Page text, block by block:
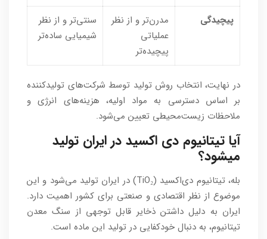
پیچیدگی
مدرن‌تر و از نظر
عملیاتی
پیچیده‌تر
سنتی‌تر و از نظر
شیمیایی ساده‌تر
در نهایت، انتخاب روش تولید توسط شرکت‌های تولیدکننده
بر اساس دسترسی به مواد اولیه، هزینه‌های انرژی و
ملاحظات زیست‌محیطی تعیین می‌شود.
آیا تیتانیوم دی اکسید در ایران تولید
میشود؟
بله، تیتانیوم دی‌اکسید (TiO₂) در ایران تولید می‌شود و این
موضوع از نظر اقتصادی و صنعتی برای کشور اهمیت دارد.
ایران به دلیل داشتن ذخایر قابل توجهی از سنگ معدن
تیتانیوم، به دنبال خودکفایی در تولید این ماده است.